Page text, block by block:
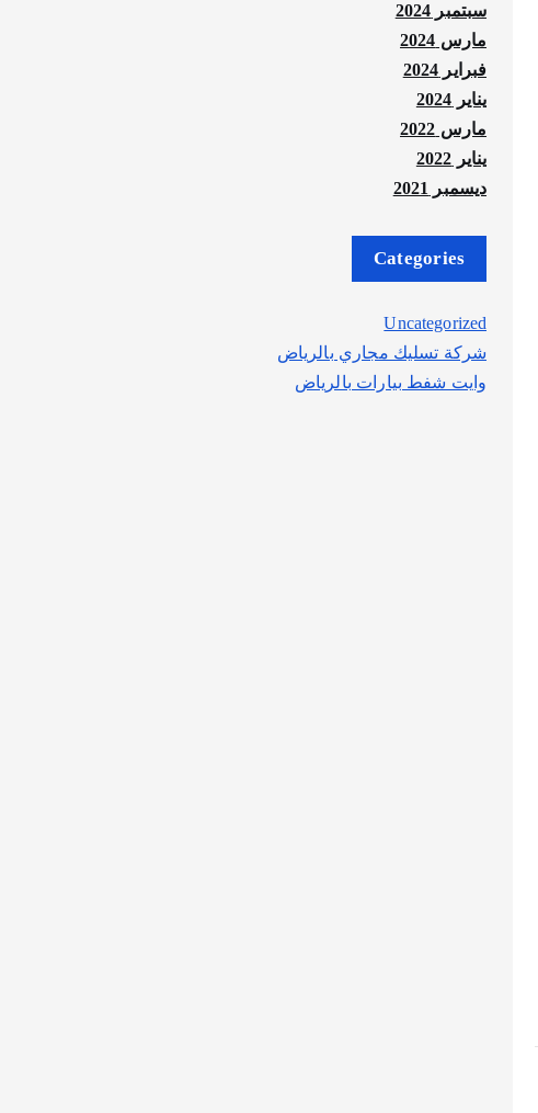
سبتمبر 2024
مارس 2024
فبراير 2024
يناير 2024
مارس 2022
يناير 2022
ديسمبر 2021
Categories
Uncategorized
شركة تسليك مجاري بالرياض
وايت شفط بيارات بالرياض